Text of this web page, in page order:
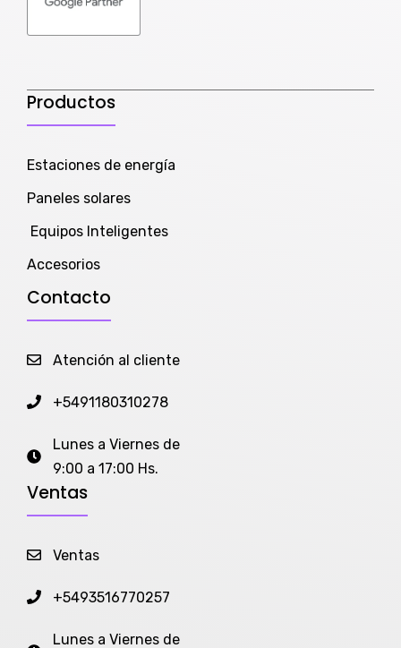
Productos
Estaciones de energía
Paneles solares
Equipos Inteligentes
Accesorios
Contacto
Atención al cliente
+5491180310278
Lunes a Viernes de
9:00 a 17:00 Hs.
Ventas
Ventas
+5493516770257
Lunes a Viernes de